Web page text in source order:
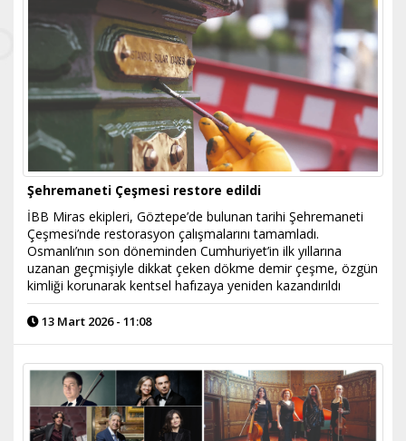
Şehremaneti Çeşmesi restore edildi
İBB Miras ekipleri, Göztepe’de bulunan tarihi Şehremaneti
Çeşmesi’nde restorasyon çalışmalarını tamamladı.
Osmanlı’nın son döneminden Cumhuriyet’in ilk yıllarına
uzanan geçmişiyle dikkat çeken dökme demir çeşme, özgün
kimliği korunarak kentsel hafızaya yeniden kazandırıldı
13 Mart 2026 - 11:08